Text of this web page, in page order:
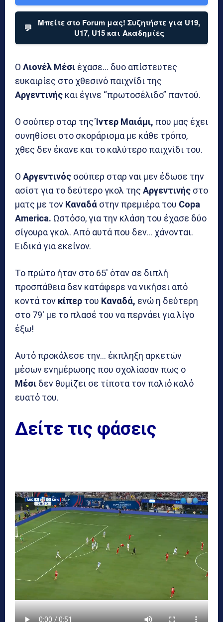
💬
Μπείτε στο Forum μας! Συζητήστε για U19,
U17, U15 και Ακαδημίες
Ο Λιονέλ Μέσι έχασε… δυο απίστευτες
ευκαιρίες στο χθεσινό παιχνίδι της
Αργεντινής και έγινε “πρωτοσέλιδο” παντού.
Ο σούπερ σταρ τηςΊντερ Μαιάμι, που μας έχει
συνηθίσει στο σκοράρισμα με κάθε τρόπο,
χθες δεν έκανε και το καλύτερο παιχνίδι του.
Ο Αργεντινός σούπερ σταρ ναι μεν έδωσε την
ασίστ για το δεύτερο γκολ της Αργεντινής στο
ματς με τον Καναδά στην πρεμιέρα του Copa
America. Ωστόσο, για την κλάση του έχασε δύο
σίγουρα γκολ. Από αυτά που δεν… χάνονται.
Ειδικά για εκείνον.
Το πρώτο ήταν στο 65′ όταν σε διπλή
προσπάθεια δεν κατάφερε να νικήσει από
κοντά τον κίπερ του Καναδά, ενώ η δεύτερη
στο 79′ με το πλασέ του να περνάει για λίγο
έξω!
Αυτό προκάλεσε την… έκπληξη αρκετών
μέσων ενημέρωσης που σχολίασαν πως ο
Μέσι δεν θυμίζει σε τίποτα τον παλιό καλό
ευατό του.
Δείτε τις φάσεις